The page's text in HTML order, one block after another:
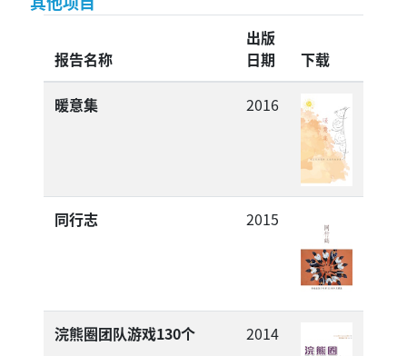
报告名称
出版
日期
下载
暖意集 2016
同行志 2015
浣熊圈团队游戏130个
2014